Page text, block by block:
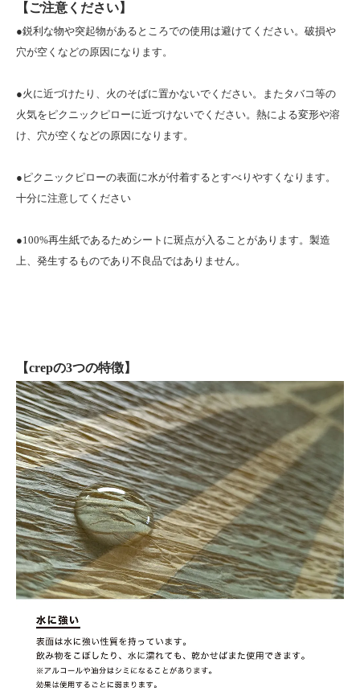
【ご注意ください】
●鋭利な物や突起物があるところでの使用は避けてください。破損や
穴が空くなどの原因になります。
●火に近づけたり、火のそばに置かないでください。またタバコ等の
火気をピクニックピローに近づけないでください。熱による変形や溶
け、穴が空くなどの原因になります。
●ピクニックピローの表面に水が付着するとすべりやすくなります。
十分に注意してください
●100%再生紙であるためシートに斑点が入ることがあります。製造
上、発生するものであり不良品ではありません。
【crepの3つの特徴】